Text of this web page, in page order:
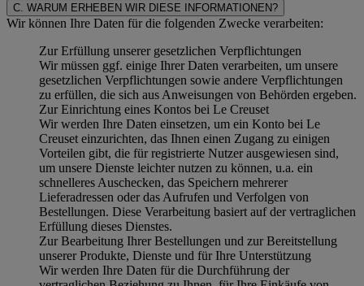
C. WARUM ERHEBEN WIR DIESE INFORMATIONEN?
Wir können Ihre Daten für die folgenden Zwecke verarbeiten:
Zur Erfüllung unserer gesetzlichen Verpflichtungen
Wir müssen ggf. einige Ihrer Daten verarbeiten, um unsere
gesetzlichen Verpflichtungen sowie andere Verpflichtungen
zu erfüllen, die sich aus Anweisungen von Behörden ergeben.
Zur Einrichtung eines Kontos bei Le Creuset
Wir werden Ihre Daten einsetzen, um ein Konto bei Le
Creuset einzurichten, das Ihnen einen Zugang zu einigen
Vorteilen gibt, die für registrierte Nutzer ausgewiesen sind,
um unsere Dienste leichter nutzen zu können, u.a. ein
schnelleres Auschecken, das Speichern mehrerer
Lieferadressen oder das Aufrufen und Verfolgen von
Bestellungen. Diese Verarbeitung basiert auf der vertraglichen
Erfüllung dieses Dienstes.
Zur Bearbeitung Ihrer Bestellungen und zur Bereitstellung
unserer Produkte, Dienste und für Ihre Unterstützung
Wir werden Ihre Daten für die Durchführung der